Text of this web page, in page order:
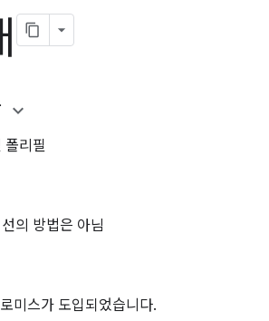
폴리필
의 방법은 아님
미스가 도입되었습니다.